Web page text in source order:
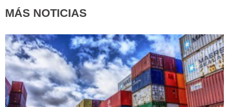
MÁS NOTICIAS